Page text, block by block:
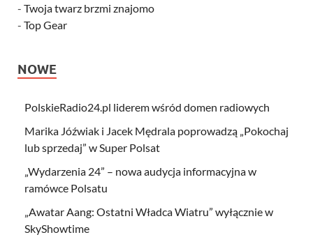
- Twoja twarz brzmi znajomo
- Top Gear
NOWE
PolskieRadio24.pl liderem wśród domen radiowych
Marika Jóźwiak i Jacek Mędrala poprowadzą „Pokochaj
lub sprzedaj” w Super Polsat
„Wydarzenia 24” – nowa audycja informacyjna w
ramówce Polsatu
„Awatar Aang: Ostatni Władca Wiatru” wyłącznie w
SkyShowtime